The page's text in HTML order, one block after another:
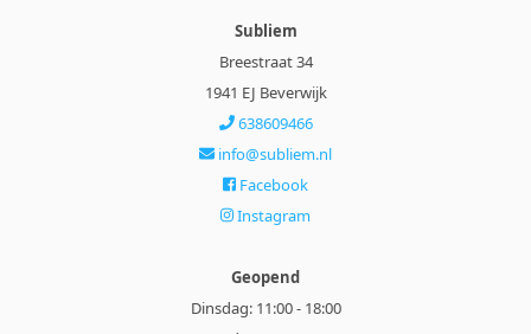
Subliem
Breestraat 34
1941 EJ Beverwijk
638609466
info@subliem.nl
Facebook
Instagram
Geopend
Dinsdag: 11:00 - 18:00